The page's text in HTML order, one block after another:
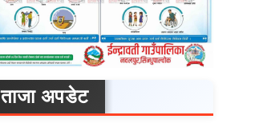
ताजा अपडेट